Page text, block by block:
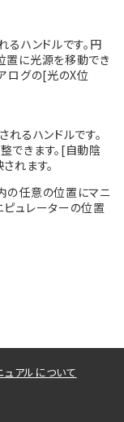
ハンドルです。円
置に光源を移動でき
ログの[光のX位
るハンドルです。
できます。[自動陰
れます。
の任意の位置にマニ
ピュレーターの位置
ュアルについて